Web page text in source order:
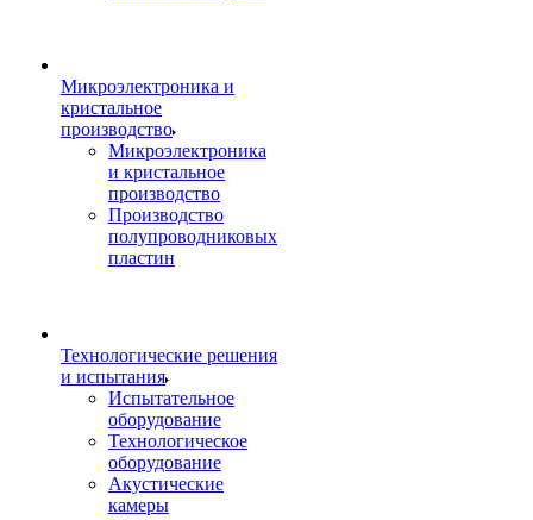
Микроэлектроника и
кристальное
производство
Микроэлектроника
и кристальное
производство
Производство
полупроводниковых
пластин
Технологические решения
и испытания
Испытательное
оборудование
Технологическое
оборудование
Акустические
камеры